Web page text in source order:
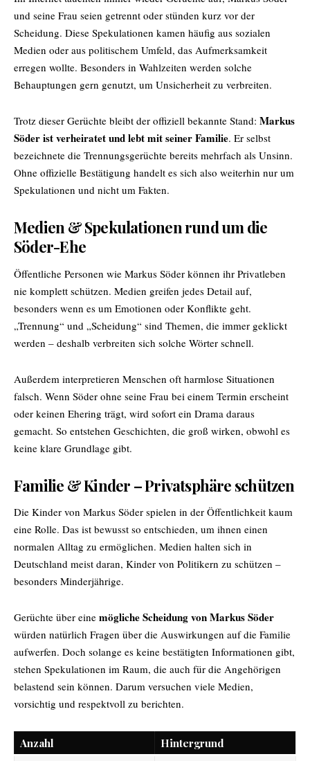
und seine Frau seien getrennt oder stünden kurz vor der
Scheidung. Diese Spekulationen kamen häufig aus sozialen
Medien oder aus politischem Umfeld, das Aufmerksamkeit
erregen wollte. Besonders in Wahlzeiten werden solche
Behauptungen gern genutzt, um Unsicherheit zu verbreiten.
Trotz dieser Gerüchte bleibt der offiziell bekannte Stand: Markus
Söder ist verheiratet und lebt mit seiner Familie. Er selbst
bezeichnete die Trennungsgerüchte bereits mehrfach als Unsinn.
Ohne offizielle Bestätigung handelt es sich also weiterhin nur um
Spekulationen und nicht um Fakten.
Medien & Spekulationen rund um die
Söder-Ehe
Öffentliche Personen wie Markus Söder können ihr Privatleben
nie komplett schützen. Medien greifen jedes Detail auf,
besonders wenn es um Emotionen oder Konflikte geht.
„Trennung“ und „Scheidung“ sind Themen, die immer geklickt
werden – deshalb verbreiten sich solche Wörter schnell.
Außerdem interpretieren Menschen oft harmlose Situationen
falsch. Wenn Söder ohne seine Frau bei einem Termin erscheint
oder keinen Ehering trägt, wird sofort ein Drama daraus
gemacht. So entstehen Geschichten, die groß wirken, obwohl es
keine klare Grundlage gibt.
Familie & Kinder – Privatsphäre schützen
Die Kinder von Markus Söder spielen in der Öffentlichkeit kaum
eine Rolle. Das ist bewusst so entschieden, um ihnen einen
normalen Alltag zu ermöglichen. Medien halten sich in
Deutschland meist daran, Kinder von Politikern zu schützen –
besonders Minderjährige.
Gerüchte über eine mögliche Scheidung von Markus Söder
würden natürlich Fragen über die Auswirkungen auf die Familie
aufwerfen. Doch solange es keine bestätigten Informationen gibt,
stehen Spekulationen im Raum, die auch für die Angehörigen
belastend sein können. Darum versuchen viele Medien,
vorsichtig und respektvoll zu berichten.
Anzahl
Hintergrund